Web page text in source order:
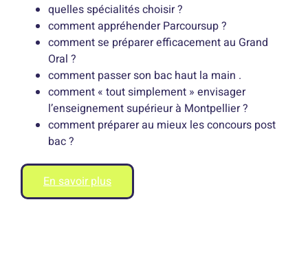
quelles spécialités choisir ?
comment appréhender Parcoursup ?
comment se préparer efficacement au Grand
Oral ?
comment passer son bac haut la main .
comment « tout simplement » envisager
l’enseignement supérieur à Montpellier ?
comment préparer au mieux les concours post
bac ?
En savoir plus